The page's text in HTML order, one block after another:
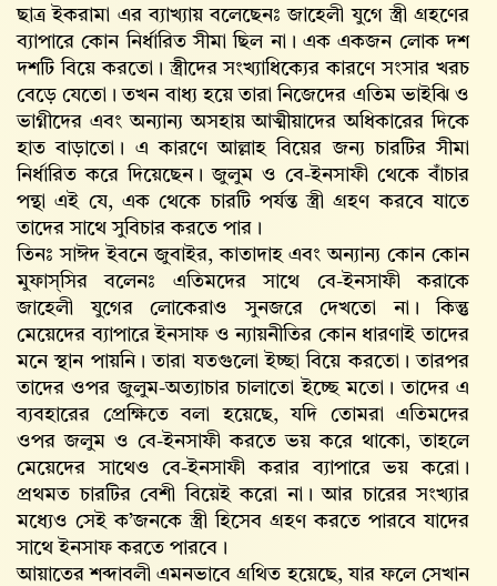
ছাত্র ইকরামা এর ব্যাখ্যায় বলেছেনঃ জাহেলী যুগে স্ত্রী গ্রহণের
ব্যাপারে কোন নির্ধারিত সীমা ছিল না। এক একজন লোক দশ
দশটি বিয়ে করতো। স্ত্রীদের সংখ্যাধিক্যের কারণে সংসার খরচ
বেড়ে যেতো। তখন বাধ্য হয়ে তারা নিজেদের এতিম ভাইঝি ও
ভাগ্নীদের এবং অন্যান্য অসহায় আত্মীয়াদের অধিকারের দিকে
হাত বাড়াতো। এ কারণে আল্লাহ‌ বিয়ের জন্য চারটির সীমা
নির্ধারিত করে দিয়েছেন। জুলুম ও বে-ইনসাফী থেকে বাঁচার
পন্থা এই যে, এক থেকে চারটি পর্যন্ত স্ত্রী গ্রহণ করবে যাতে
তাদের সাথে সুবিচার করতে পার।
তিনঃ সাঈদ ইবনে জুবাইর, কাতাদাহ এবং অন্যান্য কোন কোন
মুফাস্‌সির বলেনঃ এতিমদের সাথে বে-ইনসাফী করাকে
জাহেলী যুগের লোকেরাও সুনজরে দেখতো না। কিন্তু
মেয়েদের ব্যাপারে ইনসাফ ও ন্যায়নীতির কোন ধারণাই তাদের
মনে স্থান পায়নি। তারা যতগুলো ইচ্ছা বিয়ে করতো। তারপর
তাদের ওপর জুলুম-অত্যাচার চালাতো ইচ্ছে মতো। তাদের এ
ব্যবহারের প্রেক্ষিতে বলা হয়েছে, যদি তোমরা এতিমদের
ওপর জলুম ও বে-ইনসাফী করতে ভয় করে থাকো, তাহলে
মেয়েদের সাথেও বে-ইনসাফী করার ব্যাপারে ভয় করো।
প্রথমত চারটির বেশী বিয়েই করো না। আর চারের সংখ্যার
মধ্যেও সেই ক’জনকে স্ত্রী হিসেব গ্রহণ করতে পারবে যাদের
সাথে ইনসাফ করতে পারবে।
আয়াতের শব্দাবলী এমনভাবে গ্রথিত হয়েছে, যার ফলে সেখান